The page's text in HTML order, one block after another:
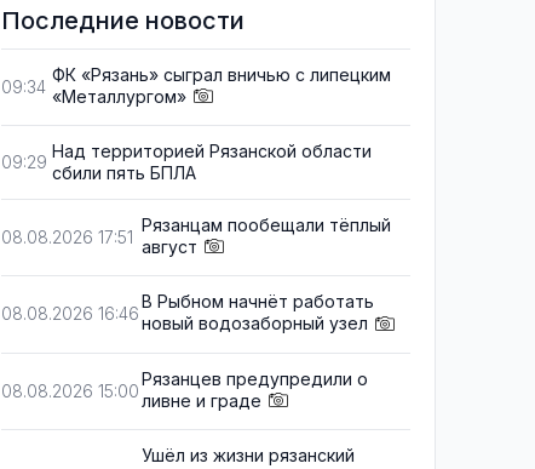
Последние новости
09:34
ФК «Рязань» сыграл вничью с липецким
«Металлургом»
09:29
Над территорией Рязанской области
сбили пять БПЛА
08.08.2026 17:51
Рязанцам пообещали тёплый
август
08.08.2026 16:46
В Рыбном начнёт работать
новый водозаборный узел
08.08.2026 15:00
Рязанцев предупредили о
ливне и граде
Ушёл из жизни рязанский